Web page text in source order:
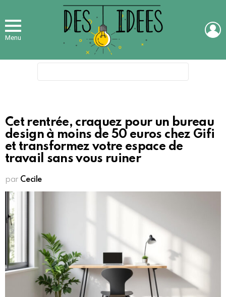
Menu
Cet rentrée, craquez pour un bureau
design à moins de 50 euros chez Gifi
et transformez votre espace de
travail sans vous ruiner
par Cecile